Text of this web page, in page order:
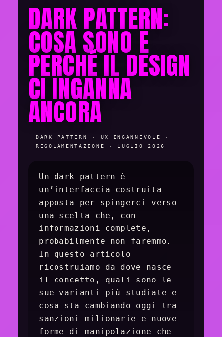
DARK PATTERN:
COSA SONO E
PERCHÉ IL DESIGN
CI INGANNA
ANCORA
DARK PATTERN · UX INGANNEVOLE ·
REGOLAMENTAZIONE · LUGLIO 2026
Un dark pattern è
un’interfaccia costruita
apposta per spingerci verso
una scelta che, con
informazioni complete,
probabilmente non faremmo.
In questo articolo
ricostruiamo da dove nasce
il concetto, quali sono le
sue varianti più studiate e
cosa sta cambiando oggi tra
sanzioni milionarie e nuove
forme di manipolazione che